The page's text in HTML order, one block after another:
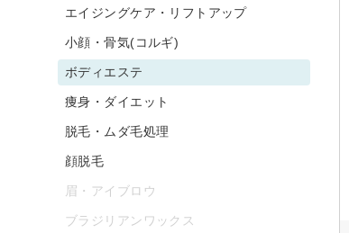
エイジングケア・リフトアップ
小顔・骨気(コルギ)
ボディエステ
痩身・ダイエット
脱毛・ムダ毛処理
顔脱毛
眉・アイブロウ
ブラジリアンワックス